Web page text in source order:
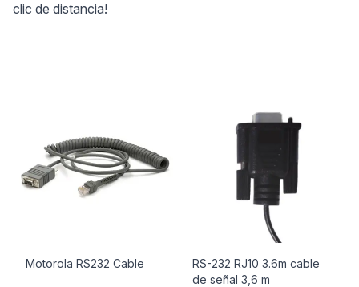
clic de distancia!
Motorola RS232 Cable
RS-232 RJ10 3.6m cable
de señal 3,6 m